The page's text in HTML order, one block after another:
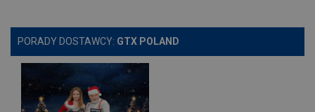
PORADY DOSTAWCY: GTX POLAND